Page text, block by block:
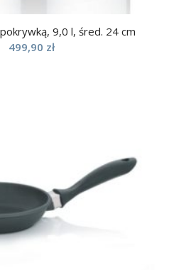
9,0 l, śred. 24 cm
499,90 zł